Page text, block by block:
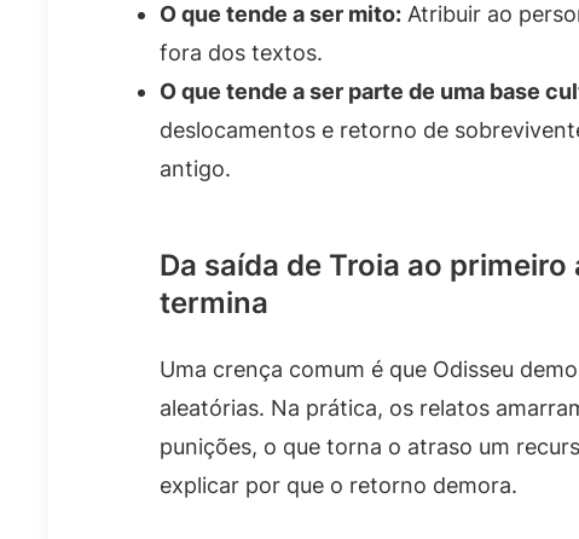
O que tende a ser mito: Atribuir ao
fora dos textos.
O que tende a ser parte de uma base
deslocamentos e retorno de
antigo.
Da saída de Troia ao
termina
Uma crença comum é que Odisseu
aleatórias. Na prática, os relatos
punições, o que torna o atraso um
explicar por que o retorno demora.